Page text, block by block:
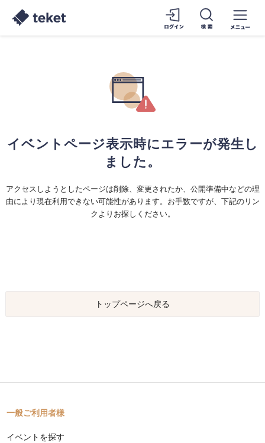
イベントページ表示時にエラーが発生し
ました。
アクセスしようとしたページは削除、変更されたか、公開準備中などの理
由により現在利用できない可能性があります。お手数ですが、下記のリン
クよりお探しください。
トップページへ戻る
一般ご利用者様
イベントを探す